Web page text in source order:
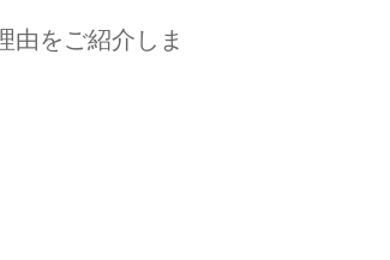
由をご紹介しま